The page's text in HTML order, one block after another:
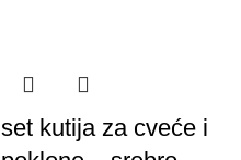
set kutija za cveće i